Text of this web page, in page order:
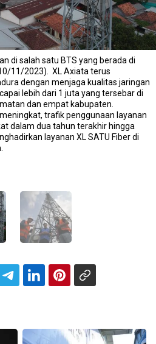
di salah satu BTS yang berada di
11/2023). XL Axiata terus
dengan menjaga kualitas jaringan
lebih dari 1 juta yang tersebar di
dan empat kabupaten.
trafik penggunaan layanan
dalam dua tahun terakhir hingga
layanan XL SATU Fiber di